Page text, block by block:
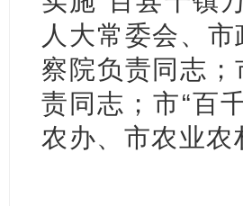
人大常委会、
察院负责同志
责同志；市“百
农办、市农业